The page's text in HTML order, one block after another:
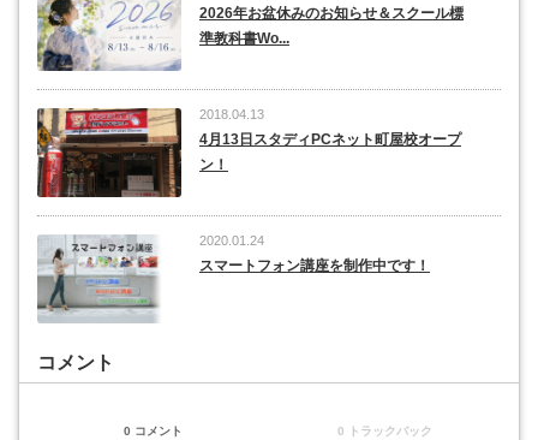
2026年お盆休みのお知らせ＆スクール標
準教科書Wo...
2018.04.13
4月13日スタディPCネット町屋校オープ
ン！
2020.01.24
スマートフォン講座を制作中です！
コメント
0 コメント 0 トラックバック